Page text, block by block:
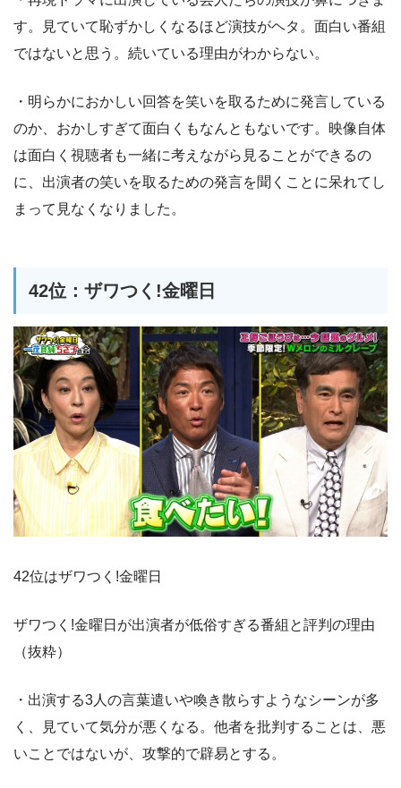
す。見ていて恥ずかしくなるほど演技がヘタ。面白い番組
ではないと思う。続いている理由がわからない。
・明らかにおかしい回答を笑いを取るために発言している
のか、おかしすぎて面白くもなんともないです。映像自体
は面白く視聴者も一緒に考えながら見ることができるの
に、出演者の笑いを取るための発言を聞くことに呆れてし
まって見なくなりました。
42位：ザワつく!金曜日
42位はザワつく!金曜日
ザワつく!金曜日が出演者が低俗すぎる番組と評判の理由
（抜粋）
・出演する3人の言葉遣いや喚き散らすようなシーンが多
く、見ていて気分が悪くなる。他者を批判することは、悪
いことではないが、攻撃的で辟易とする。